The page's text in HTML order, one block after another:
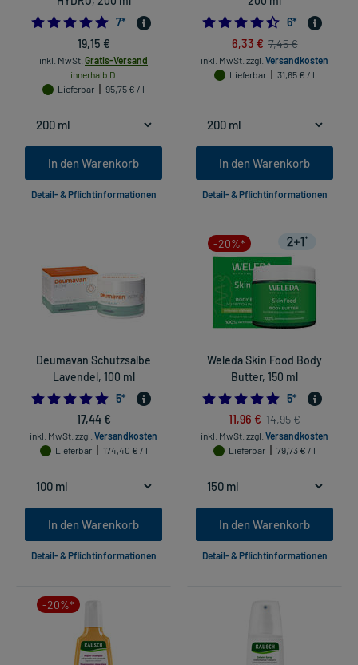
4.857142857142857
7*
19,15 €
inkl. MwSt. Gratis-Versand
innerhalb D.
Lieferbar
95,75 € / l
In den Warenkorb
Detail- & Pflichtinformationen
4.5
6*
6,33 € 7,45 €
inkl. MwSt. zzgl. Versandkosten
Lieferbar
31,65 € / l
In den Warenkorb
Detail- & Pflichtinformationen
Deumavan Schutzsalbe
Lavendel, 100 ml
5.0
5*
17,44 €
inkl. MwSt. zzgl. Versandkosten
Lieferbar
174,40 € / l
In den Warenkorb
Detail- & Pflichtinformationen
-20%*
Weleda Skin Food Body
Butter, 150 ml
5.0
5*
11,96 € 14,95 €
inkl. MwSt. zzgl. Versandkosten
Lieferbar
79,73 € / l
In den Warenkorb
Detail- & Pflichtinformationen
-20%*